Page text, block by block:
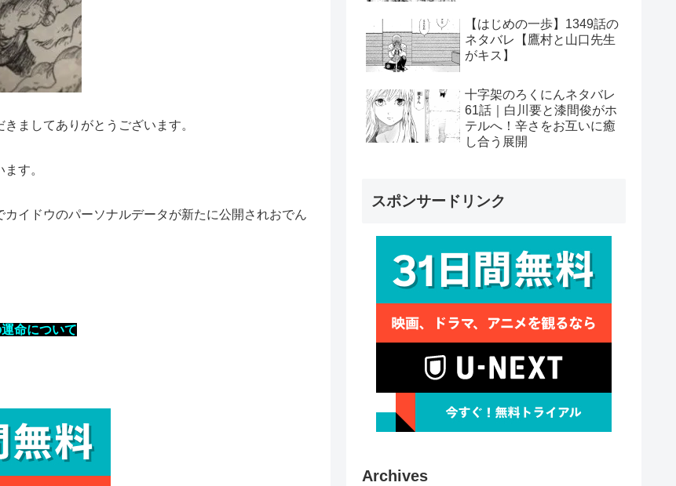
ましてありがとうございます。
す。
イドウのパーソナルデータが新たに公開されおでん
命について
【はじめの一歩】1349話の
ネタバレ【鷹村と山口先生
がキス】
十字架のろくにんネタバレ
61話｜白川要と漆間俊がホ
テルへ！辛さをお互いに癒
し合う展開
スポンサードリンク
Archives